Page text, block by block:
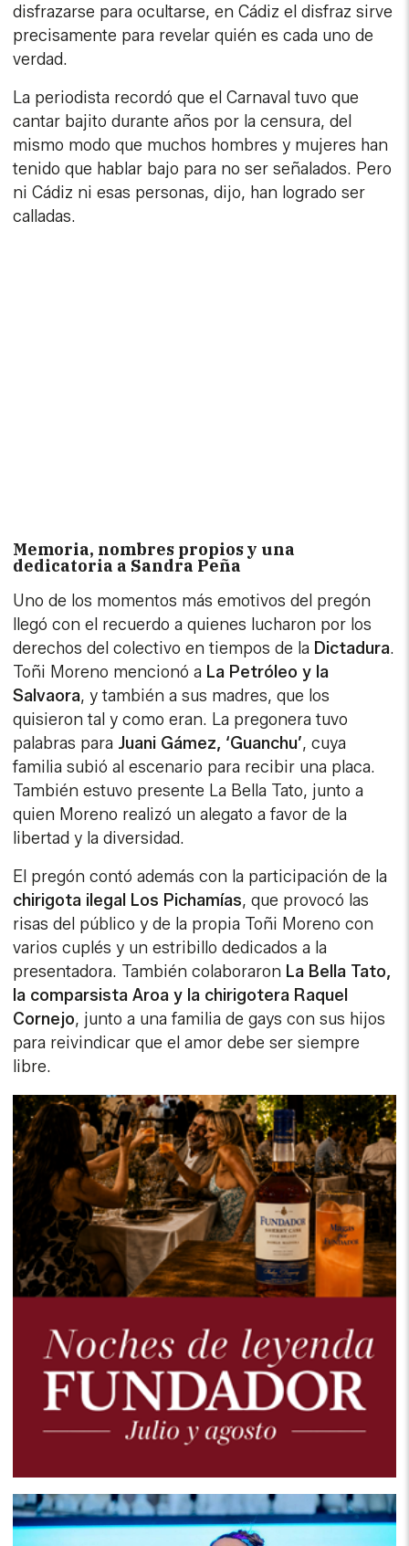
disfrazarse para ocultarse, en Cádiz el disfraz sirve
precisamente para revelar quién es cada uno de
verdad.
La periodista recordó que el Carnaval tuvo que
cantar bajito durante años por la censura, del
mismo modo que muchos hombres y mujeres han
tenido que hablar bajo para no ser señalados. Pero
ni Cádiz ni esas personas, dijo, han logrado ser
calladas.
Memoria, nombres propios y una
dedicatoria a Sandra Peña
Uno de los momentos más emotivos del pregón
llegó con el recuerdo a quienes lucharon por los
derechos del colectivo en tiempos de la Dictadura.
Toñi Moreno mencionó a La Petróleo y la
Salvaora, y también a sus madres, que los
quisieron tal y como eran. La pregonera tuvo
palabras para Juani Gámez, ‘Guanchu’, cuya
familia subió al escenario para recibir una placa.
También estuvo presente La Bella Tato, junto a
quien Moreno realizó un alegato a favor de la
libertad y la diversidad.
El pregón contó además con la participación de la
chirigota ilegal Los Pichamías, que provocó las
risas del público y de la propia Toñi Moreno con
varios cuplés y un estribillo dedicados a la
presentadora. También colaboraron La Bella Tato,
la comparsista Aroa y la chirigotera Raquel
Cornejo, junto a una familia de gays con sus hijos
para reivindicar que el amor debe ser siempre
libre.